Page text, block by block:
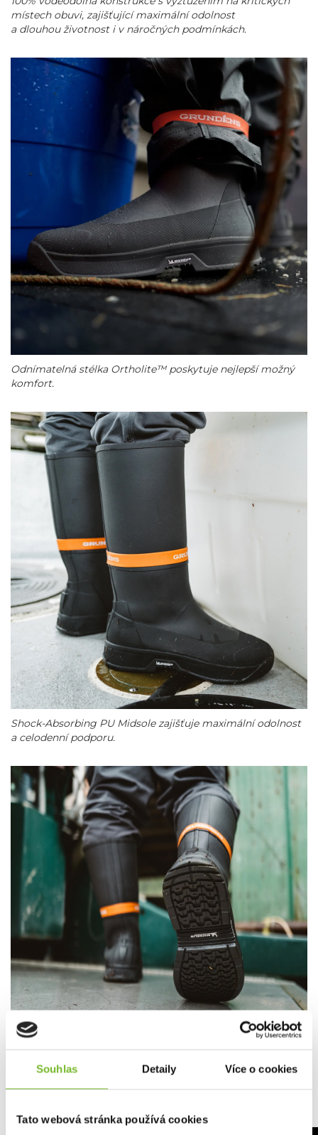
Souhlas Detaily Více o cookies
Tato webová stránka používá cookies
místech obuvi, zajišťující maximální odolnost
a dlouhou životnost i v náročných podmínkách.
Odnímatelná stélka Ortholite™ poskytuje nejlepší možný
komfort.
Shock-Absorbing PU Midsole zajišťuje maximální odolnost
a celodenní podporu.
Podrážka se vzorkem vyrobena z gumového materiálu,
který je podložen technologií Michelin®.